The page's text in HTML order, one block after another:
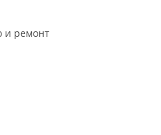
и ремонт